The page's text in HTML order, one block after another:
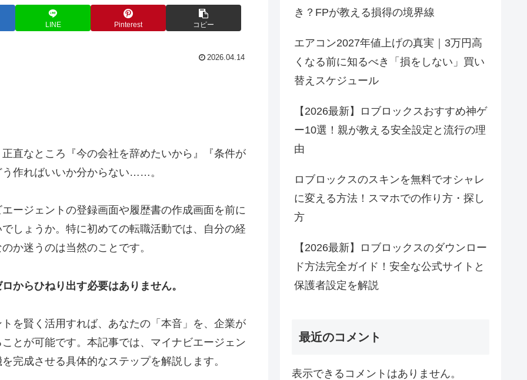
LINE Pinterest コピー
2026.04.14
直なところ『今の会社を辞めたいから』『条件が
作ればいいか分からない……。
ージェントの登録画面や履歴書の作成画面を前に
しょうか。特に初めての転職活動では、自分の経
か迷うのは当然のことです。
からひねり出す必要はありません。
を賢く活用すれば、あなたの「本音」を、企業が
とが可能です。本記事では、マイナビエージェン
完成させる具体的なステップを解説します。
き？FPが教える損得の境界線
エアコン2027年値上げの真実｜3万円高
くなる前に知るべき「損をしない」買い
替えスケジュール
【2026最新】ロブロックスおすすめ神ゲ
ー10選！親が教える安全設定と流行の理
由
ロブロックスのスキンを無料でオシャレ
に変える方法！スマホでの作り方・探し
方
【2026最新】ロブロックスのダウンロー
ド方法完全ガイド！安全な公式サイトと
保護者設定を解説
最近のコメント
表示できるコメントはありません。